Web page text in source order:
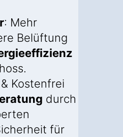
: Mehr
Belüftung
Kostenfrei
durch
für